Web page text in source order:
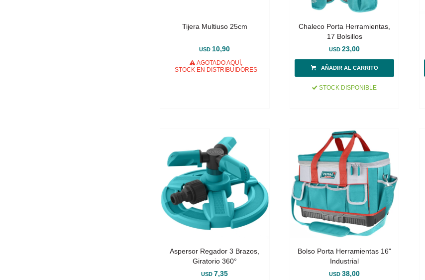
Tijera Multiuso 25cm
USD 10,90
AGOTADO AQUÍ,
STOCK EN DISTRIBUIDORES
Chaleco Porta Herramientas,
17 Bolsillos
USD 23,00
STOCK DISPONIBLE
Aspersor Regador 3 Brazos,
Giratorio 360°
USD 7,35
Bolso Porta Herramientas 16"
Industrial
USD 38,00